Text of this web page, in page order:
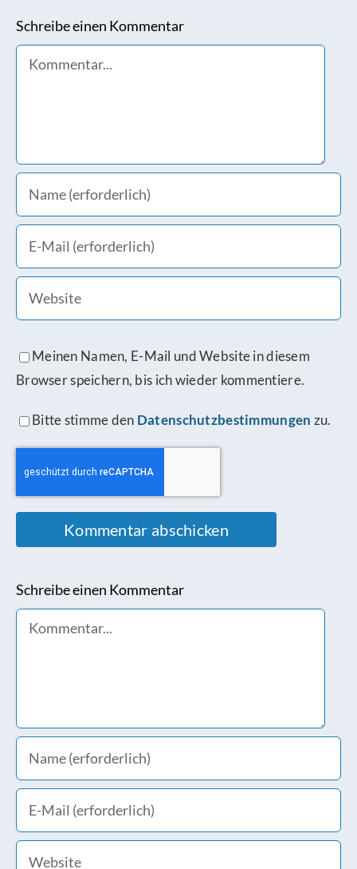
Schreibe einen Kommentar
Comment
Meinen Namen, E-Mail und Website in diesem
Browser speichern, bis ich wieder kommentiere.
Bitte stimme den Datenschutzbestimmungen zu.
Schreibe einen Kommentar
Comment